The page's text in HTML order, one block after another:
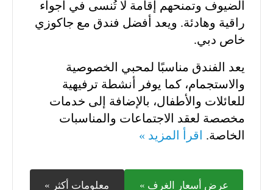
الضيوف وتمنحهم إقامة لا تُنسى في أجواء
راقية وهادئة. ويعد أفضل فندق مع جاكوزي
خاص دبي.
يعد الفندق مناسبًا لمحبي الخصوصية
والاستجمام، كما يوفر أنشطة ترفيهية
للعائلات والأطفال، بالإضافة إلى خدمات
مخصصة لعقد الاجتماعات والمناسبات
الخاصة. اقرأ المزيد »
عرض أسعار الغرف » معلومات أكثر »